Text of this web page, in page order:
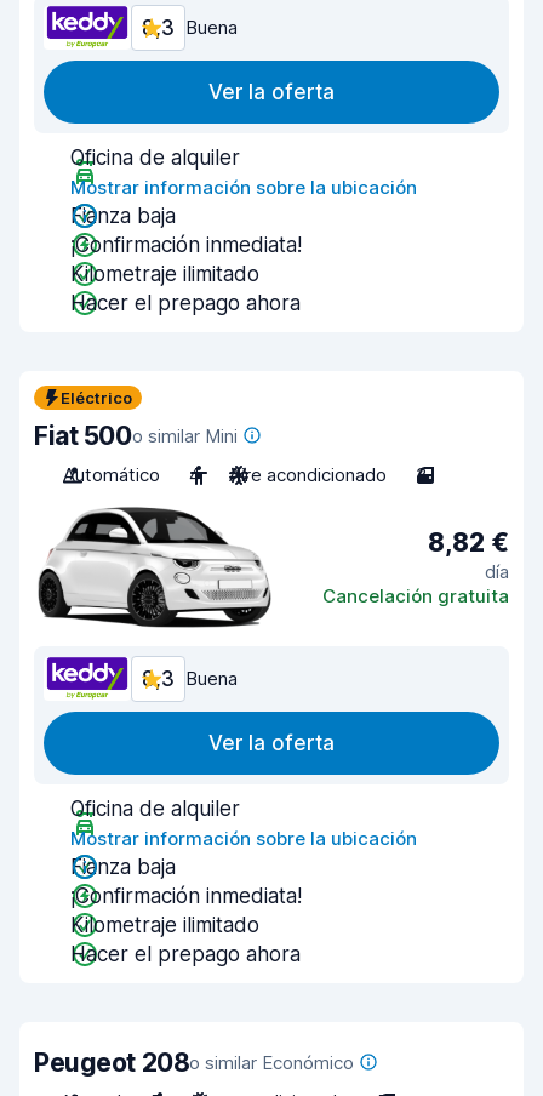
8,3 Buena
Ver la oferta
Oficina de alquiler
Mostrar información sobre la ubicación
Fianza baja
¡Confirmación inmediata!
Kilometraje ilimitado
Hacer el prepago ahora
Eléctrico
Fiat 500o similar Mini
Automático
4 Aire acondicionado 3
8,82 €
día
Cancelación gratuita
8,3 Buena
Ver la oferta
Oficina de alquiler
Mostrar información sobre la ubicación
Fianza baja
¡Confirmación inmediata!
Kilometraje ilimitado
Hacer el prepago ahora
Peugeot 208o similar Económico